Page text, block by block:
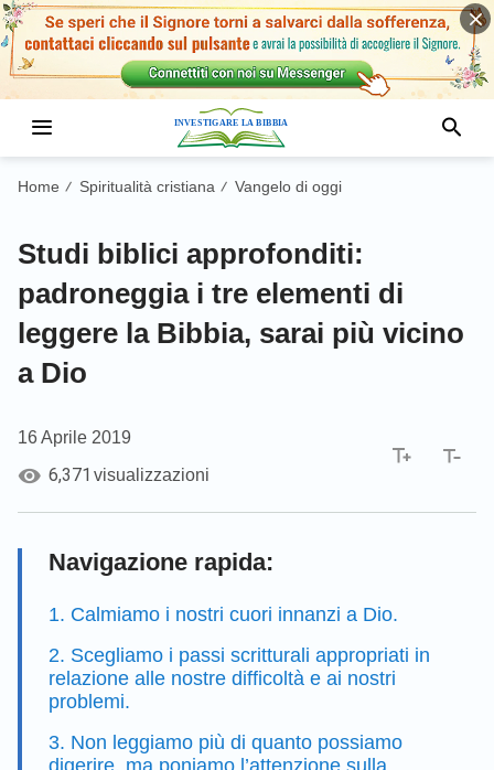
Home / Spiritualità cristiana / Vangelo di oggi
Studi biblici approfonditi:
padroneggia i tre elementi di
leggere la Bibbia, sarai più vicino
a Dio
16 Aprile 2019
6,371 visualizzazioni
Navigazione rapida:
1. Calmiamo i nostri cuori innanzi a Dio.
2. Scegliamo i passi scritturali appropriati in
relazione alle nostre difficoltà e ai nostri
problemi.
3. Non leggiamo più di quanto possiamo
digerire, ma poniamo l’attenzione sulla